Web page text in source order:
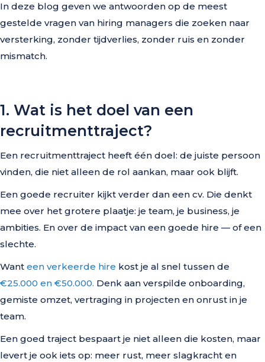
In deze blog geven we antwoorden op de meest
gestelde vragen van hiring managers die zoeken naar
versterking, zonder tijdverlies, zonder ruis en zonder
mismatch.
1. Wat is het doel van een
recruitmenttraject?
Een recruitmenttraject heeft één doel: de juiste persoon
vinden, die niet alleen de rol aankan, maar ook blijft.
Een goede recruiter kijkt verder dan een cv. Die denkt
mee over het grotere plaatje: je team, je business, je
ambities. En over de impact van een goede hire — of een
slechte.
Want een verkeerde hire kost je al snel tussen de
€25.000 en €50.000. Denk aan verspilde onboarding,
gemiste omzet, vertraging in projecten en onrust in je
team.
Een goed traject bespaart je niet alleen die kosten, maar
levert je ook iets op: meer rust, meer slagkracht en